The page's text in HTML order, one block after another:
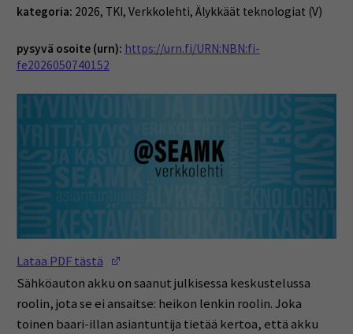
kategoria: 2026, TKI, Verkkolehti, Älykkäät teknologiat (V)
pysyvä osoite (urn): https://urn.fi/URN:NBN:fi-
fe2026050740152
Lataa PDF tästä
Sähköauton akku on saanut julkisessa keskustelussa
roolin, jota se ei ansaitse: heikon lenkin roolin. Joka
toinen baari-illan asiantuntija tietää kertoa, että akku